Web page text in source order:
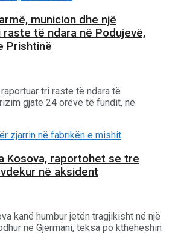
municion dhe një
të ndara në Podujevë,
Prishtinë
tri raste të ndara të
gjatë 24 orëve të fundit, në
Kosova, raportohet se tre
në aksident
kanë humbur jetën tragjikisht në një
në Gjermani, teksa po ktheheshin